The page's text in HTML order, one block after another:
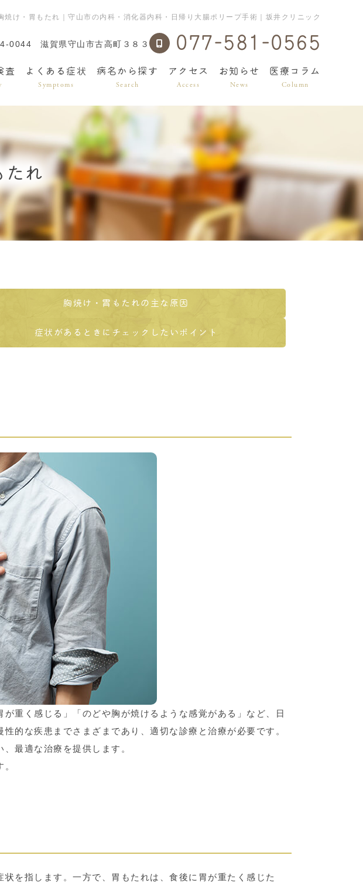
焼け・胃もたれ｜守山市の内科・消化器内科・日帰り大腸ポリープ手術｜坂井クリニック
0044 滋賀県守山市古高町３８３ 077-581-0565
査 よくある症状
Symptoms
病名から探す
Search
アクセス
Access
お知らせ
News
医療コラム
Column
たれ
胸焼け・胃もたれの主な原因
症状があるときにチェックしたいポイント
重く感じる」「のどや胸が焼けるような感覚がある」など、日
的な疾患までさまざまであり、適切な診療と治療が必要です。
最適な治療を提供します。
を指します。一方で、胃もたれは、食後に胃が重たく感じた